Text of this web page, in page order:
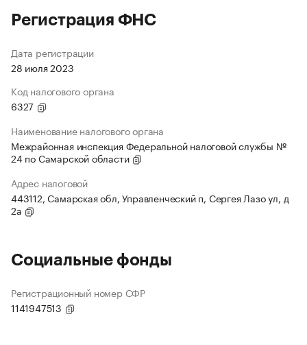
Регистрация ФНС
Дата регистрации
28 июля 2023
Код налогового органа
6327
Наименование налогового органа
Межрайонная инспекция Федеральной налоговой службы №
24 по Самарской области
Адрес налоговой
443112, Самарская обл, Управленческий п, Сергея Лазо ул, д
2а
Социальные фонды
Регистрационный номер СФР
1141947513